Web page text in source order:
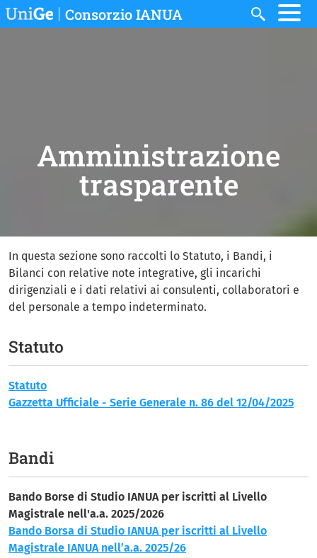
Skip to main contentConsorzio IANUA Search
Amministrazione
trasparente
In questa sezione sono raccolti lo Statuto, i Bandi, i
Bilanci con relative note integrative, gli incarichi
dirigenziali e i dati relativi ai consulenti, collaboratori e
del personale a tempo indeterminato.
Statuto
Statuto
Gazzetta Ufficiale - Serie Generale n. 86 del 12/04/2025
Bandi
Bando Borse di Studio IANUA per iscritti al Livello
Magistrale nell'a.a. 2025/2026
Bando Borsa di Studio IANUA per iscritti al Livello
Magistrale IANUA nell’a.a. 2025/26